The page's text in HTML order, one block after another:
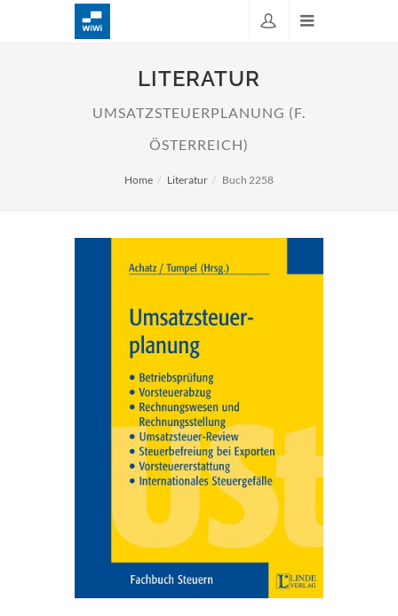
LITERATUR
UMSATZSTEUERPLANUNG (F.
ÖSTERREICH)
Home Literatur Buch 2258